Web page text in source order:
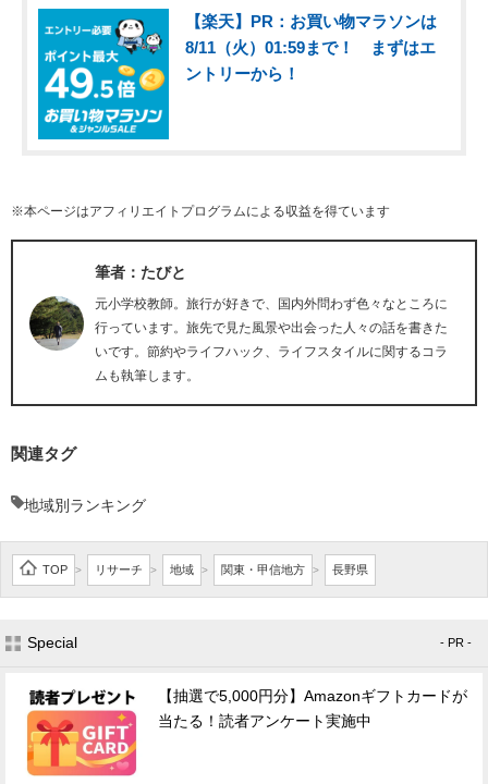
【楽天】PR：お買い物マラソンは
8/11（火）01:59まで！ まずはエ
ントリーから！
※本ページはアフィリエイトプログラムによる収益を得ています
筆者：たびと
元小学校教師。旅行が好きで、国内外問わず色々なところに
行っています。旅先で見た風景や出会った人々の話を書きた
いです。節約やライフハック、ライフスタイルに関するコラ
ムも執筆します。
関連タグ
地域別ランキング
TOP > リサーチ > 地域 > 関東・甲信地方 > 長野県
Special - PR -
【抽選で5,000円分】Amazonギフトカードが
当たる！読者アンケート実施中